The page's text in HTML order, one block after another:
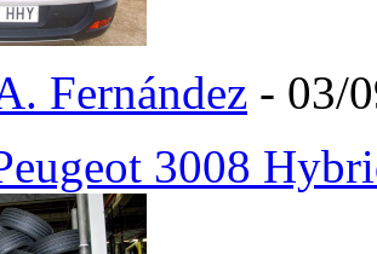
Fernández - 03/
3008